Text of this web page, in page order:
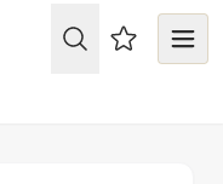
Favoritos